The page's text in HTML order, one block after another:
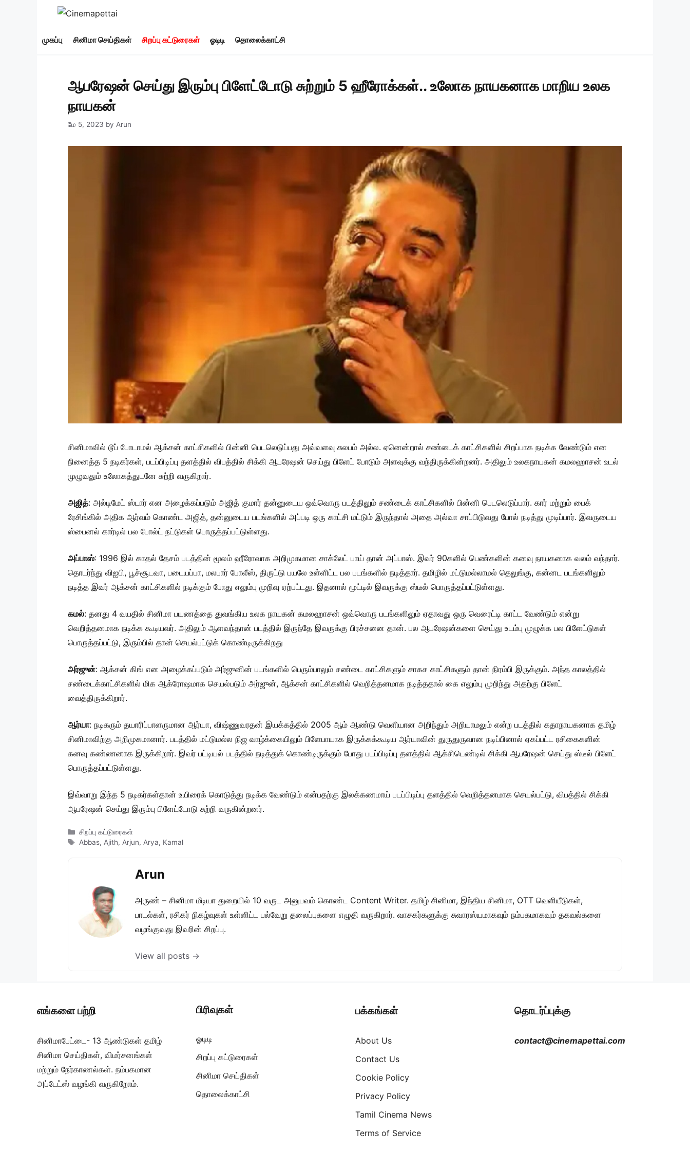
முகப்பு சினிமா செய்திகள் சிறப்பு கட்டுரைகள் ஓடிடி தொலைக்காட்சி
ஆபரேஷன் செய்து இரும்பு பிளேட்டோடு சுற்றும் 5 ஹீரோக்கள்.. உலோக நாயகனாக மாறிய உலக
நாயகன்
மே 5, 2023 by Arun
சினிமாவில் டூப் போடாமல் ஆக்சன் காட்சிகளில் பின்னி பெடலெடுப்பது அவ்வளவு சுலபம் அல்ல. ஏனென்றால் சண்டைக் காட்சிகளில் சிறப்பாக நடிக்க வேண்டும் என
நினைத்த 5 நடிகர்கள், படப்பிடிப்பு தளத்தில் விபத்தில் சிக்கி ஆபரேஷன் செய்து பிளேட் போடும் அளவுக்கு வந்திருக்கின்றனர். அதிலும் உலகநாயகன் கமலஹாசன் உடல்
முழுவதும் உலோகத்துடனே சுற்றி வருகிறார்.
அஜித்: அல்டிமேட் ஸ்டார் என அழைக்கப்படும் அஜித் குமார் தன்னுடைய ஒவ்வொரு படத்திலும் சண்டைக் காட்சிகளில் பின்னி பெடலெடுப்பார். கார் மற்றும் பைக்
ரேசிங்கில் அதிக ஆர்வம் கொண்ட அஜித், தன்னுடைய படங்களில் அப்படி ஒரு காட்சி மட்டும் இருந்தால் அதை அல்வா சாப்பிடுவது போல் நடித்து முடிப்பார். இவருடைய
ஸ்பைனல் கார்டில் பல போல்ட் நட்டுகள் பொருத்தப்பட்டுள்ளது.
அப்பாஸ்: 1996 இல் காதல் தேசம் படத்தின் மூலம் ஹீரோவாக அறிமுகமான சாக்லேட் பாய் தான் அப்பாஸ். இவர் 90களில் பெண்களின் கனவு நாயகனாக வலம் வந்தார்.
தொடர்ந்து விஐபி, பூச்சூடவா, படையப்பா, மலபார் போலீஸ், திருட்டு பயலே உள்ளிட்ட பல படங்களில் நடித்தார். தமிழில் மட்டுமல்லாமல் தெலுங்கு, கன்னட படங்களிலும்
நடித்த இவர் ஆக்சன் காட்சிகளில் நடிக்கும் போது எலும்பு முறிவு ஏற்பட்டது. இதனால் மூட்டில் இவருக்கு ஸ்டீல் பொருத்தப்பட்டுள்ளது.
கமல்: தனது 4 வயதில் சினிமா பயணத்தை துவங்கிய உலக நாயகன் கமலஹாசன் ஒவ்வொரு படங்களிலும் ஏதாவது ஒரு வெரைட்டி காட்ட வேண்டும் என்று
வெறித்தனமாக நடிக்க கூடியவர். அதிலும் ஆளவந்தான் படத்தில் இருந்தே இவருக்கு பிரச்சனை தான். பல ஆபரேஷன்களை செய்து உடம்பு முழுக்க பல பிளேட்டுகள்
பொருத்தப்பட்டு, இரும்பில் தான் செயல்பட்டுக் கொண்டிருக்கிறது
அர்ஜுன்: ஆக்சன் கிங் என அழைக்கப்படும் அர்ஜுனின் படங்களில் பெரும்பாலும் சண்டை காட்சிகளும் சாகச காட்சிகளும் தான் நிரம்பி இருக்கும். அந்த காலத்தில்
சண்டைக்காட்சிகளில் மிக ஆக்ரோஷமாக செயல்படும் அர்ஜுன், ஆக்சன் காட்சிகளில் வெறித்தனமாக நடித்ததால் கை எலும்பு முறிந்து அதற்கு பிளேட்
வைத்திருக்கிறார்.
ஆர்யா: நடிகரும் தயாரிப்பாளருமான ஆர்யா, விஷ்ணுவரதன் இயக்கத்தில் 2005 ஆம் ஆண்டு வெளியான அறிந்தும் அறியாமலும் என்ற படத்தில் கதாநாயகனாக தமிழ்
சினிமாவிற்கு அறிமுகமானார். படத்தில் மட்டுமல்ல நிஜ வாழ்க்கையிலும் பிளேபாயாக இருக்கக்கூடிய ஆர்யாவின் துருதுருவான நடிப்பினால் ஏகப்பட்ட ரசிகைகளின்
கனவு கண்ணனாக இருக்கிறார். இவர் பட்டியல் படத்தில் நடித்துக் கொண்டிருக்கும் போது படப்பிடிப்பு தளத்தில் ஆக்சிடெண்டில் சிக்கி ஆபரேஷன் செய்து ஸ்டீல் பிளேட்
பொருத்தப்பட்டுள்ளது.
இவ்வாறு இந்த 5 நடிகர்கள்தான் உயிரைக் கொடுத்து நடிக்க வேண்டும் என்பதற்கு இலக்கணமாய் படப்பிடிப்பு தளத்தில் வெறித்தனமாக செயல்பட்டு, விபத்தில் சிக்கி
ஆபரேஷன் செய்து இரும்பு பிளேட்டோடு சுற்றி வருகின்றனர்.
Categories
சிறப்பு கட்டுரைகள்
Tags
Abbas, Ajith, Arjun, Arya, Kamal
Arun
அருண் – சினிமா மீடியா துறையில் 10 வருட அனுபவம் கொண்ட Content Writer. தமிழ் சினிமா, இந்திய சினிமா, OTT வெளியீடுகள்,
பாடல்கள், ரசிகர் நிகழ்வுகள் உள்ளிட்ட பல்வேறு தலைப்புகளை எழுதி வருகிறார். வாசகர்களுக்கு சுவாரஸ்யமாகவும் நம்பகமாகவும் தகவல்களை
வழங்குவது இவரின் சிறப்பு.
View all posts →
எங்களை பற்றி
சினிமாபேட்டை- 13 ஆண்டுகள் தமிழ்
சினிமா செய்திகள், விமர்சனங்கள்
மற்றும் நேர்காணல்கள். நம்பகமான
அப்டேட்ஸ் வழங்கி வருகிறோம்.
பிரிவுகள்
ஓடிடி
சிறப்பு கட்டுரைகள்
சினிமா செய்திகள்
தொலைக்காட்சி
பக்கங்கள்
About Us
Contact Us
Cookie Policy
Privacy Policy
Tamil Cinema News
Terms of Service
தொடர்ப்புக்கு
contact@cinemapettai.com